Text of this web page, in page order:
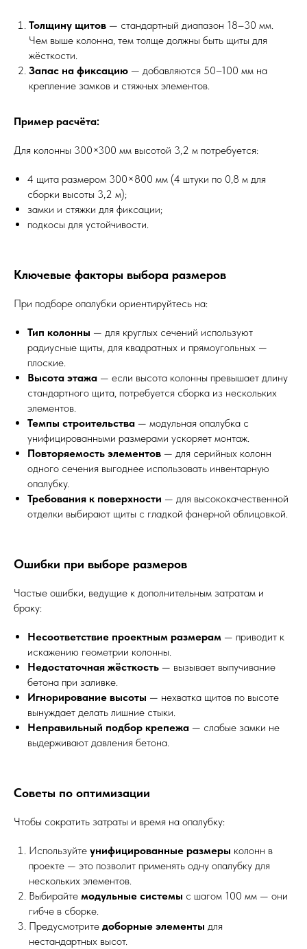
Толщину щитов — стандартный диапазон 18–30 мм.
Чем выше колонна, тем толще должны быть щиты для
жёсткости.
Запас на фиксацию — добавляются 50–100 мм на
крепление замков и стяжных элементов.
Пример расчёта:
Для колонны 300×300 мм высотой 3,2 м потребуется:
4 щита размером 300×800 мм (4 штуки по 0,8 м для
сборки высоты 3,2 м);
замки и стяжки для фиксации;
подкосы для устойчивости.
Ключевые факторы выбора размеров
При подборе опалубки ориентируйтесь на:
Тип колонны — для круглых сечений используют
радиусные щиты, для квадратных и прямоугольных —
плоские.
Высота этажа — если высота колонны превышает длину
стандартного щита, потребуется сборка из нескольких
элементов.
Темпы строительства — модульная опалубка с
унифицированными размерами ускоряет монтаж.
Повторяемость элементов — для серийных колонн
одного сечения выгоднее использовать инвентарную
опалубку.
Требования к поверхности — для высококачественной
отделки выбирают щиты с гладкой фанерной облицовкой.
Ошибки при выборе размеров
Частые ошибки, ведущие к дополнительным затратам и
браку:
Несоответствие проектным размерам — приводит к
искажению геометрии колонны.
Недостаточная жёсткость — вызывает выпучивание
бетона при заливке.
Игнорирование высоты — нехватка щитов по высоте
вынуждает делать лишние стыки.
Неправильный подбор крепежа — слабые замки не
выдерживают давления бетона.
Советы по оптимизации
Чтобы сократить затраты и время на опалубку:
Используйте унифицированные размеры колонн в
проекте — это позволит применять одну опалубку для
нескольких элементов.
Выбирайте модульные системы с шагом 100 мм — они
гибче в сборке.
Предусмотрите доборные элементы для
нестандартных высот.